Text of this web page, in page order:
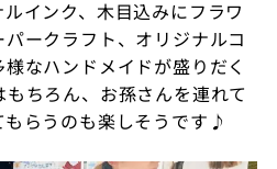
インク、木目込みにフラワ
ークラフト、オリジナルコ
なハンドメイドが盛りだく
ちろん、お孫さんを連れて
らうのも楽しそうです♪